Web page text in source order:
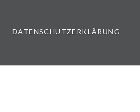
DATENSCHUTZERKLÄRUNG